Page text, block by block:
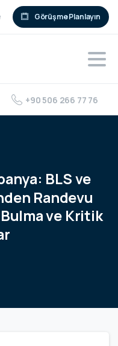
Görüşme Planlayın
+90 506 266 77 76
BLSve
Randevu
Bulmave Kritik